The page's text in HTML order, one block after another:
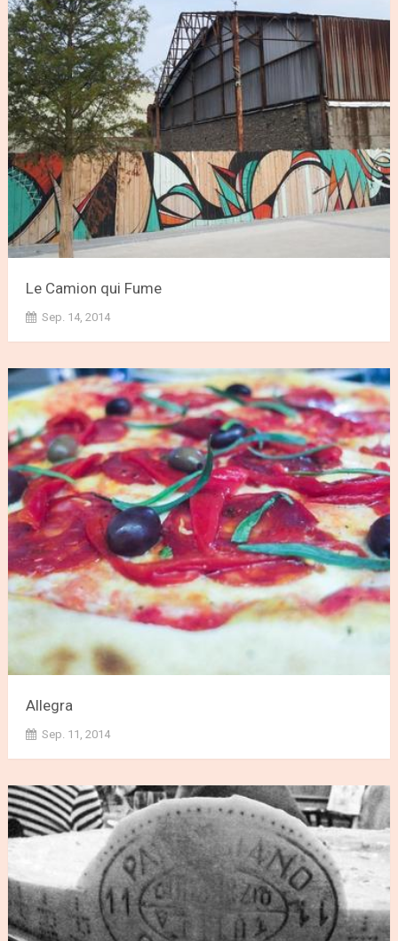
Le Camion qui Fume
Sep. 14, 2014
Allegra
Sep. 11, 2014